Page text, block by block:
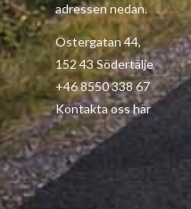
adressen nedan.
Östergatan 44,
152 43
+46 8550
Kontakta oss här